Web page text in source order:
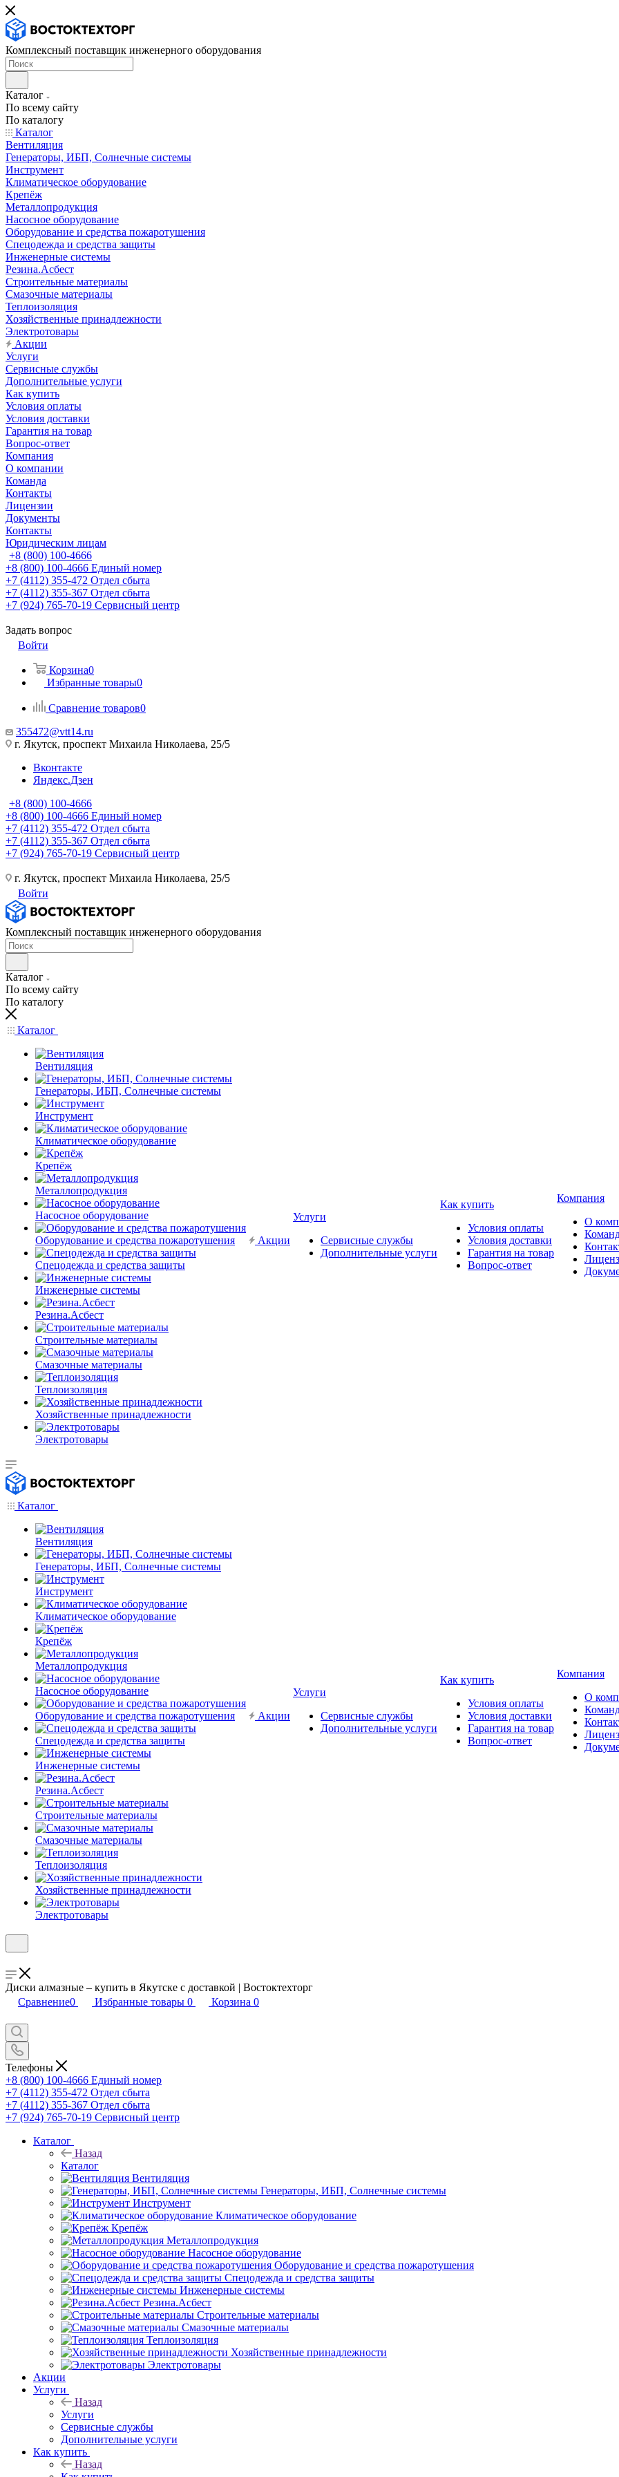
Комплексный поставщик инженерного оборудования
Каталог
По всему сайту
По каталогу
Каталог
Вентиляция
Генераторы, ИБП, Солнечные системы
Инструмент
Климатическое оборудование
Крепёж
Металлопродукция
Насосное оборудование
Оборудование и средства пожаротушения
Спецодежда и средства защиты
Инженерные системы
Резина.Асбест
Строительные материалы
Смазочные материалы
Теплоизоляция
Хозяйственные принадлежности
Электротовары
Акции
Услуги
Сервисные службы
Дополнительные услуги
Как купить
Условия оплаты
Условия доставки
Гарантия на товар
Вопрос-ответ
Компания
О компании
Команда
Контакты
Лицензии
Документы
Контакты
Юридическим лицам
+8 (800) 100-4666
+8 (800) 100-4666 Единый номер
+7 (4112) 355-472 Отдел сбыта
+7 (4112) 355-367 Отдел сбыта
+7 (924) 765-70-19 Сервисный центр
Задать вопрос
Войти
Корзина0
Избранные товары0
Сравнение товаров0
355472@vtt14.ru
г. Якутск, проспект Михаила Николаева, 25/5
Вконтакте
Яндекс.Дзен
+8 (800) 100-4666
+8 (800) 100-4666 Единый номер
+7 (4112) 355-472 Отдел сбыта
+7 (4112) 355-367 Отдел сбыта
+7 (924) 765-70-19 Сервисный центр
г. Якутск, проспект Михаила Николаева, 25/5
Войти
Комплексный поставщик инженерного оборудования
Каталог
По всему сайту
По каталогу
Каталог
Вентиляция
Генераторы, ИБП, Солнечные системы
Инструмент
Климатическое оборудование
Крепёж
Металлопродукция
Насосное оборудование
Оборудование и средства пожаротушения
Спецодежда и средства защиты
Инженерные системы
Резина.Асбест
Строительные материалы
Смазочные материалы
Теплоизоляция
Хозяйственные принадлежности
Электротовары
Акции
Услуги
Сервисные службы
Дополнительные услуги
Как купить
Условия оплаты
Условия доставки
Гарантия на товар
Вопрос-ответ
Компания
О
Каталог
Вентиляция
Генераторы, ИБП, Солнечные системы
Инструмент
Климатическое оборудование
Крепёж
Металлопродукция
Насосное оборудование
Оборудование и средства пожаротушения
Спецодежда и средства защиты
Инженерные системы
Резина.Асбест
Строительные материалы
Смазочные материалы
Теплоизоляция
Хозяйственные принадлежности
Электротовары
Акции
Услуги
Сервисные службы
Дополнительные услуги
Как купить
Условия оплаты
Условия доставки
Гарантия на товар
Вопрос-ответ
Компания
О
Диски алмазные – купить в Якутске с доставкой | Востоктехторг
Сравнение0 Избранные товары 0 Корзина 0
Телефоны
+8 (800) 100-4666 Единый номер
+7 (4112) 355-472 Отдел сбыта
+7 (4112) 355-367 Отдел сбыта
+7 (924) 765-70-19 Сервисный центр
Каталог
Назад
Каталог
Вентиляция
Генераторы, ИБП, Солнечные системы
Инструмент
Климатическое оборудование
Крепёж
Металлопродукция
Насосное оборудование
Оборудование и средства пожаротушения
Спецодежда и средства защиты
Инженерные системы
Резина.Асбест
Строительные материалы
Смазочные материалы
Теплоизоляция
Хозяйственные принадлежности
Электротовары
Акции
Услуги
Назад
Услуги
Сервисные службы
Дополнительные услуги
Как купить
Назад